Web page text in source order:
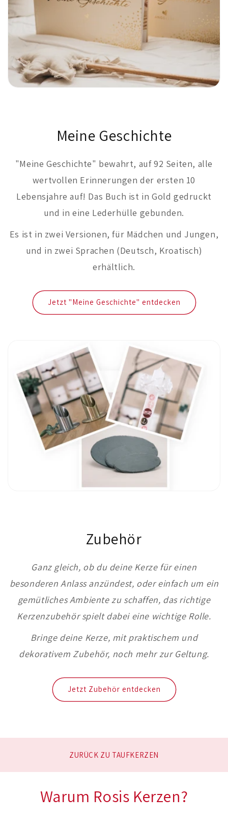
Meine Geschichte
"Meine Geschichte" bewahrt, auf 92 Seiten, alle
wertvollen Erinnerungen der ersten 10
Lebensjahre auf! Das Buch ist in Gold gedruckt
und in eine Lederhülle gebunden.
Es ist in zwei Versionen, für Mädchen und Jungen,
und in zwei Sprachen (Deutsch, Kroatisch)
erhältlich.
Jetzt "Meine Geschichte" entdecken
Zubehör
Ganz gleich, ob du deine Kerze für einen
besonderen Anlass anzündest, oder einfach um ein
gemütliches Ambiente zu schaffen, das richtige
Kerzenzubehör spielt dabei eine wichtige Rolle.
Bringe deine Kerze, mit praktischem und
dekorativem Zubehör, noch mehr zur Geltung.
Jetzt Zubehör entdecken
ZURÜCK ZU TAUFKERZEN
Warum Rosis Kerzen?